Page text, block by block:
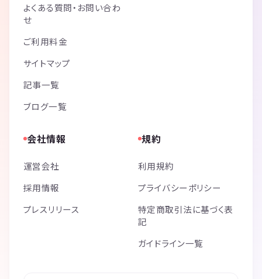
よくある質問・お問い合わ
せ
ご利用料金
サイトマップ
記事一覧
ブログ一覧
会社情報
運営会社
採用情報
プレスリリース
規約
利用規約
プライバシーポリシー
特定商取引法に基づく表
記
ガイドライン一覧